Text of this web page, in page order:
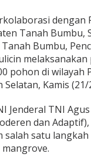
dengan
Tanah Bumbu,
Bumbu,
pohon di wilayah
Kamis (21/
Jenderal TNI
dan
salah satu
Wakil
Pejabat
In Nasional